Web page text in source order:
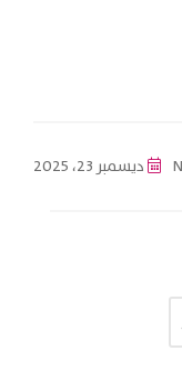
ديسمبر 23، 2025